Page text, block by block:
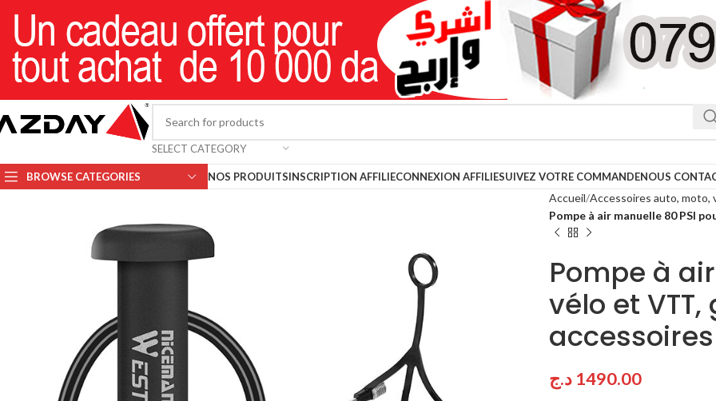
SELECT CATEGORY
BROWSE CATEGORIES NOS PRODUITSINSCRIPTION AFFILIECONNEXION AFFILIESUIVEZ VOTRE COMMANDENOUS
Accueil Accessoires auto, moto,
Pompe à air manuelle 80 PSI
Pompe à
vélo et
1490.00 د.ج